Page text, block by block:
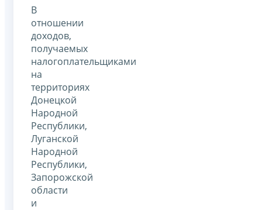
В
отношении
доходов,
получаемых
налогоплательщиками
на
территориях
Донецкой
Народной
Республики,
Луганской
Народной
Республики,
Запорожской
области
и